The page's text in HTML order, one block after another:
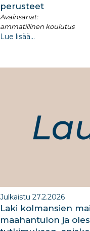
perusteet​
Avainsanat:
ammatillinen koulutus
Lue lisää...
Julkaistu 27.2.2026
Laki kolmansien
maahantulon ja